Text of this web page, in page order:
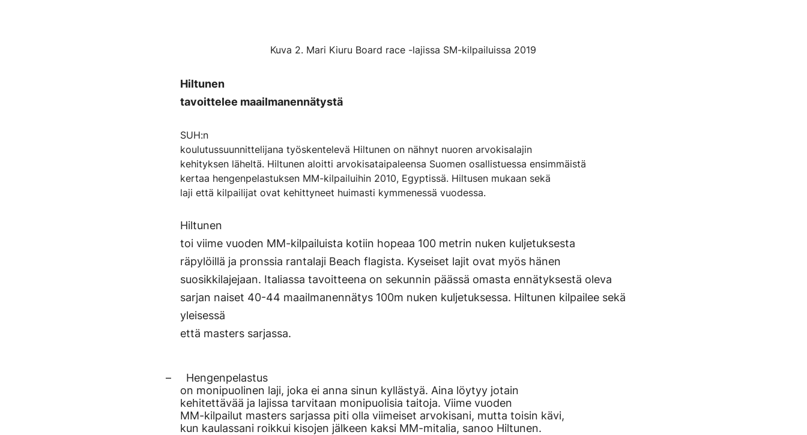
Kuva 2. Mari Kiuru Board race -lajissa SM-kilpailuissa 2019
Hiltunen
tavoittelee maailmanennätystä
SUH:n
koulutussuunnittelijana työskentelevä Hiltunen on nähnyt nuoren arvokisalajin
kehityksen läheltä. Hiltunen aloitti arvokisataipaleensa Suomen osallistuessa ensimmäistä
kertaa hengenpelastuksen MM-kilpailuihin 2010, Egyptissä. Hiltusen mukaan sekä
laji että kilpailijat ovat kehittyneet huimasti kymmenessä vuodessa.
Hiltunen
toi viime vuoden MM-kilpailuista kotiin hopeaa 100 metrin nuken kuljetuksesta
räpylöillä ja pronssia rantalaji Beach flagista. Kyseiset lajit ovat myös hänen
suosikkilajejaan. Italiassa tavoitteena on sekunnin päässä omasta ennätyksestä oleva
sarjan naiset 40-44 maailmanennätys 100m nuken kuljetuksessa. Hiltunen kilpailee sekä
yleisessä
että masters sarjassa.
– Hengenpelastus
on monipuolinen laji, joka ei anna sinun kyllästyä. Aina löytyy jotain
kehitettävää ja lajissa tarvitaan monipuolisia taitoja. Viime vuoden
MM-kilpailut masters sarjassa piti olla viimeiset arvokisani, mutta toisin kävi,
kun kaulassani roikkui kisojen jälkeen kaksi MM-mitalia, sanoo Hiltunen.